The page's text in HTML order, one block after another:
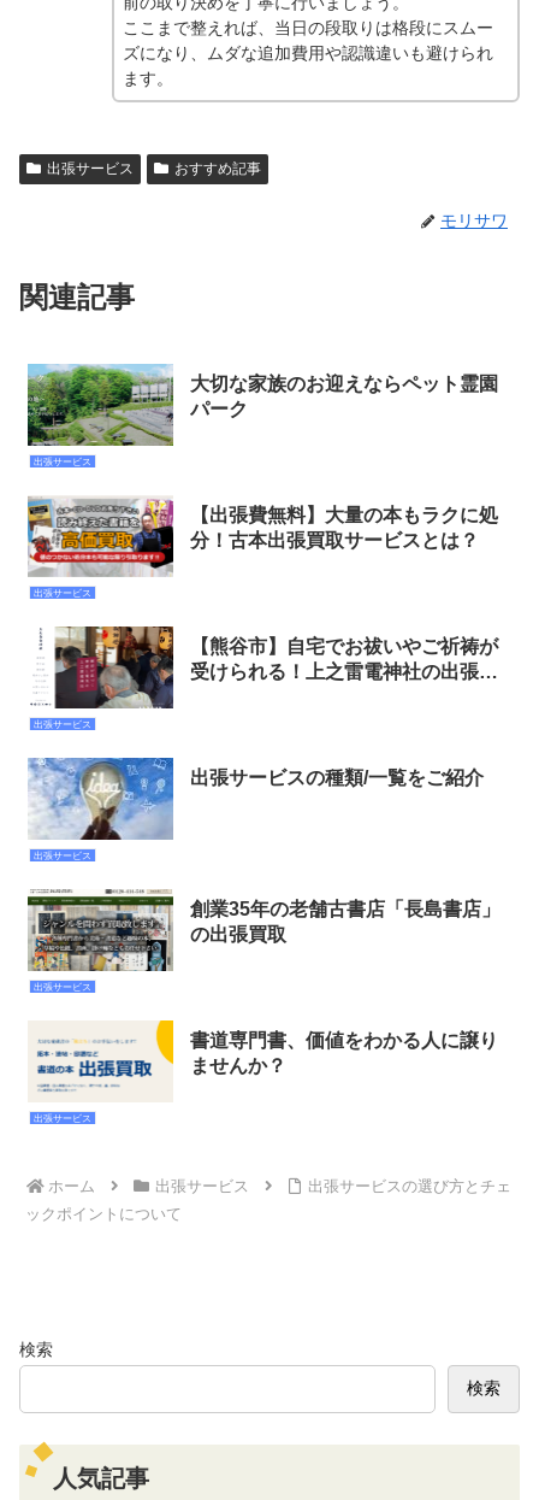
ここまで整えれば、当日の段取りは格段にスムー
ズになり、ムダな追加費用や認識違いも避けられ
ます。
出張サービス おすすめ記事
モリサワ
関連記事
出張サービス
大切な家族のお迎えならペット霊園
パーク
出張サービス
【出張費無料】大量の本もラクに処
分！古本出張買取サービスとは？
出張サービス
【熊谷市】自宅でお祓いやご祈祷が
受けられる！上之雷電神社の出張祭
出張サービス
出張サービスの種類/一覧をご紹介
出張サービス
創業35年の老舗古書店「長島書店」
の出張買取
出張サービス
書道専門書、価値をわかる人に譲り
ませんか？
ホーム 出張サービス
出張サービスの選び方とチェ
ックポイントについて
検索
検索
人気記事